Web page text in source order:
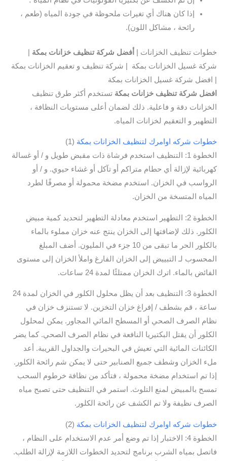
إذا كان هناك أي تغيرات ملحوظة في جودة المياه (طعم ،
رائحة ، مشاكل اللون).
خطوات تنظيف الخزانات | أفضل شركة تنظيف خزانات بمكة
شركة غسيل الخزانات بمكة | شركة تنظيف و تعقيم الخزانات بمكة
| افضل شركة غسيل الخزانات بمكة
افضل شركة تنظيف خزانات بمكة تستخدم أكثر طرق تنظيف
الخزانات دقة و فاعلية. ذلك لضمان أعلى مستويات النظافة ،
التطهير و التعقيم لخزانات المياه.
خطوات شركه اوامرك لتنظيف الخزانات بمكة (1)
الخطوة 1: التنظيف استخدم فرشاة ذات مقبض طويل و / أو غسالة
كهربائية لإزالة أي حطام متراكم أو تآكل أو غشاء حيوي. و / أو
الرواسب في الخزان. استخدم مضخة محمولة أو مصرفًا لطرد
المياه المتسخة من الخزان.
الخطوة 2: التطهير استخدم معادلة التطهير لتحديد كمية مبيض
الكلور. ذلك لإضافتها إلى الخزان ينتج عنه خزان مملوء بالماء
بالكلور الحر ما تبقى من 10 جزء في المليون. أضف المبلغ
المحسوب لـ التبييض إلى الخزان الفارغ واملأ الخزان إلى مستوى
الفائض بالماء. اترك الخزان ممتلئًا لمدة 24 ساعات.
الخطوة 3: التنظيف بعد أن يظل محلول الكلور في الخزان لمدة 24
ساعة ، قم بشطف / إفراغ خزان التخزين. لا تستنزف خزان في
نظام الصرف الصحي أو المسطح المائي المجاور. يمكن لمحلول
الكلور أن يقتل البكتيريا النافعة في نظام الصرف الصحي. كما يضر
الكائنات المائية التي تعيش في البحيرات والجداول القريبة. أعد
ملء الخزان وشطف جميع الصنابير حتى لا يمكن شم رائحة الكلور.
إذا تم استخدام مضخة محمولة ، فتأكد من نظافة خرطوم السحب
تمسح بالمبيض لمنع التلوث. استمر في التنظيف حتى تصبح مياه
الصرف نظيفة ولا تم الكشف عن رائحة الكلور.
خطوات شركه اوامرك لتنظيف الخزانات بمكة (2)
الخطوة 4: الاختبار إذا تم وضع أمر عدم الاستخدام على النظام ،
فاتصل بمياه الشرب برنامج لتحديد الخطوات اللازمة لإزالة الطلب.